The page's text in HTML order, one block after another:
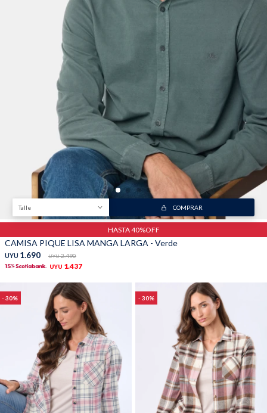
Talle COMPRAR
HASTA 40%OFF
CAMISA PIQUE LISA MANGA LARGA - Verde
UYU 1.690 UYU 2.490
UYU 1.437
30 30